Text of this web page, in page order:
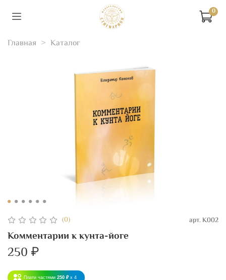
0
Главная Каталог
(0) арт.К002
Комментарии к кунта-йоге
250 ₽
Плати частями 250 ₽ x 4